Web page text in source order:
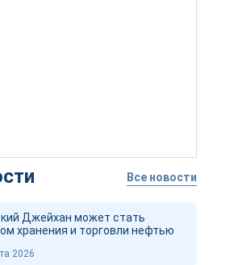
Все новости
Джейхан может стать
хранения и торговли нефтью
2026